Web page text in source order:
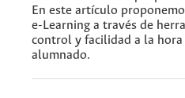
En este artículo
e-Learning a través de
control y facilidad a la hora
alumnado.